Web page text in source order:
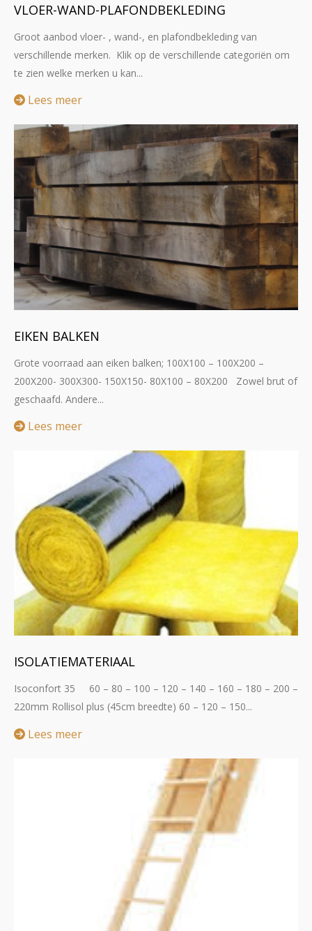
VLOER-WAND-PLAFONDBEKLEDING
Groot aanbod vloer- , wand-, en plafondbekleding van
verschillende merken. Klik op de verschillende categoriën om
te zien welke merken u kan...
Lees meer
EIKEN BALKEN
Grote voorraad aan eiken balken; 100X100 – 100X200 –
200X200- 300X300- 150X150- 80X100 – 80X200 Zowel brut of
geschaafd. Andere...
Lees meer
ISOLATIEMATERIAAL
Isoconfort 35 60 – 80 – 100 – 120 – 140 – 160 – 180 – 200 –
220mm Rollisol plus (45cm breedte) 60 – 120 – 150...
Lees meer